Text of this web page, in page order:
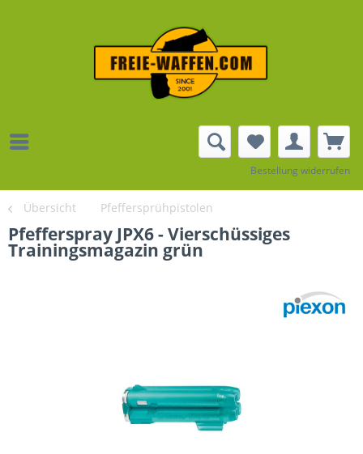
Bestellung widerrufen
Übersicht Pfeffersprühpistolen
Pfefferspray JPX6 - Vierschüssiges
Trainingsmagazin grün